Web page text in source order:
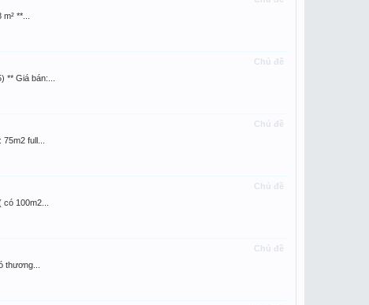
**...
Chủ đề
Giá bán:...
Chủ đề
full...
Chủ đề
100m2...
Chủ đề